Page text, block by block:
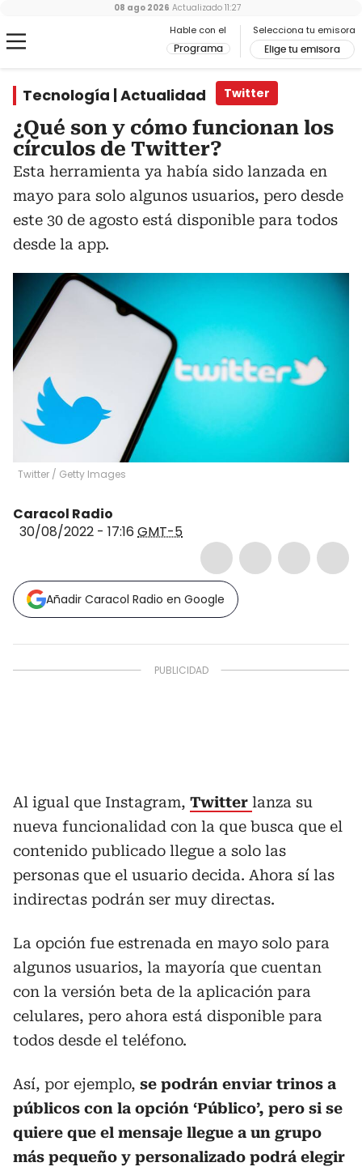
Hable con el
Programa
Selecciona tu emisora
Elige tu emisora
08 ago 2026 Actualizado 11:27
Tecnología | Actualidad Twitter
¿Qué son y cómo funcionan los
círculos de Twitter?
Esta herramienta ya había sido lanzada en
mayo para solo algunos usuarios, pero desde
este 30 de agosto está disponible para todos
desde la app.
Twitter / Getty Images
Caracol Radio
30/08/2022 - 17:16 GMT-5
Añadir Caracol Radio en Google
Al igual que Instagram, Twitter lanza su
nueva funcionalidad con la que busca que el
contenido publicado llegue a solo las
personas que el usuario decida. Ahora sí las
indirectas podrán ser muy directas.
La opción fue estrenada en mayo solo para
algunos usuarios, la mayoría que cuentan
con la versión beta de la aplicación para
celulares, pero ahora está disponible para
todos desde el teléfono.
Así, por ejemplo, se podrán enviar trinos a
públicos con la opción ‘Público’, pero si se
quiere que el mensaje llegue a un grupo
más pequeño y personalizado podrá elegir